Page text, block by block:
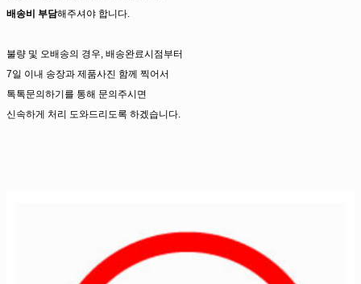
배송비 부담해주셔야 합니다.
불량 및 오배송의 경우, 배송완료시점부터
7일 이내 송장과 제품사진 함께 찍어서
톡톡문의하기를 통해 문의주시면
신속하게 처리 도와드리도록 하겠습니다.